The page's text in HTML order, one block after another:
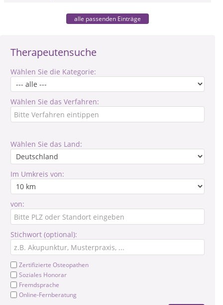
Therapeutensuche
Wählen Sie die Kategorie:
Wählen Sie das Verfahren:
Wählen Sie das Land:
Im Umkreis von:
von:
Stichwort (optional):
Zertifizierte Osteopathen
Soziales Honorar
Fremdsprache
Online-Fernberatung
alle passenden Einträge